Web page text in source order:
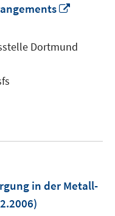
öffnen
Dortmund
in der Metall-